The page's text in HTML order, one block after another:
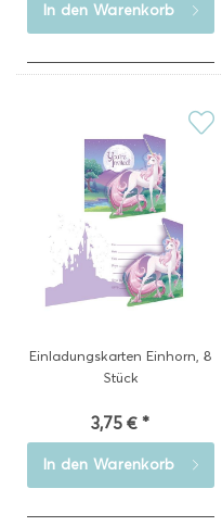
In den Warenkorb
Einladungskarten Einhorn, 8
Stück
3,75 € *
In den Warenkorb